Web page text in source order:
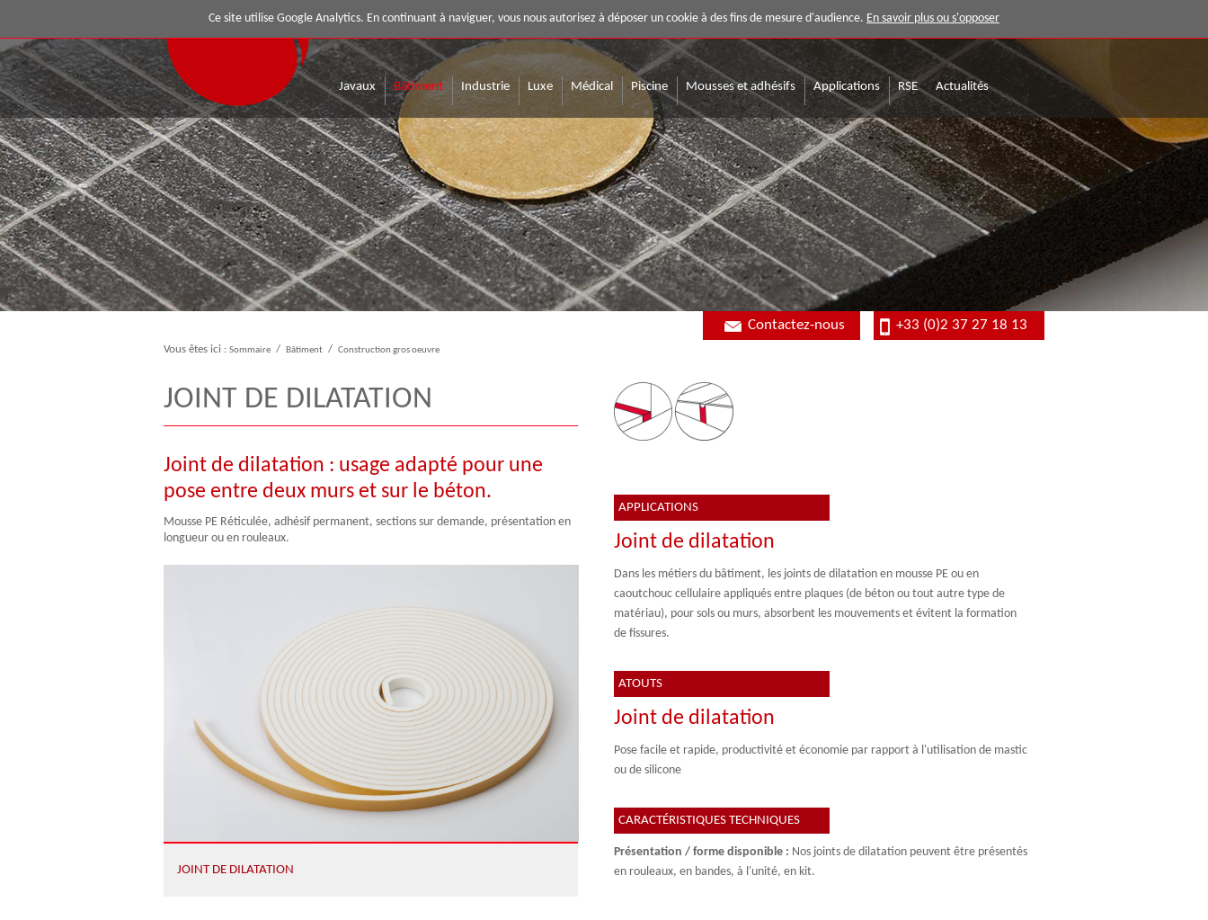
Ce site utilise Google Analytics. En continuant à naviguer, vous nous autorisez à déposer un cookie à des fins de mesure d'audience. En savoir plus ou s'opposer
Mousses techniques et systèmes adhésifs
Javaux Bâtiment Industrie Luxe Médical Piscine Mousses et adhésifs Applications RSE Actualités
+33 (0)2 37 27 18 13
Contactez-nous
Vous êtes ici : Sommaire / Bâtiment / Construction gros oeuvre
JOINT DE DILATATION
Joint de dilatation : usage adapté pour une
pose entre deux murs et sur le béton.
Mousse PE Réticulée, adhésif permanent, sections sur demande, présentation en
longueur ou en rouleaux.
JOINT DE DILATATION
APPLICATIONS
Joint de dilatation
Dans les métiers du bâtiment, les joints de dilatation en mousse PE ou en
caoutchouc cellulaire appliqués entre plaques (de béton ou tout autre type de
matériau), pour sols ou murs, absorbent les mouvements et évitent la formation
de fissures.
ATOUTS
Joint de dilatation
Pose facile et rapide, productivité et économie par rapport à l'utilisation de mastic
ou de silicone
CARACTÉRISTIQUES TECHNIQUES
Présentation / forme disponible : Nos joints de dilatation peuvent être présentés
en rouleaux, en bandes, à l'unité, en kit.